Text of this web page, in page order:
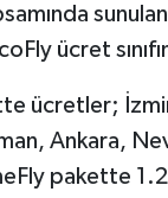
ücret
ücretler;
Ankara,
pakette